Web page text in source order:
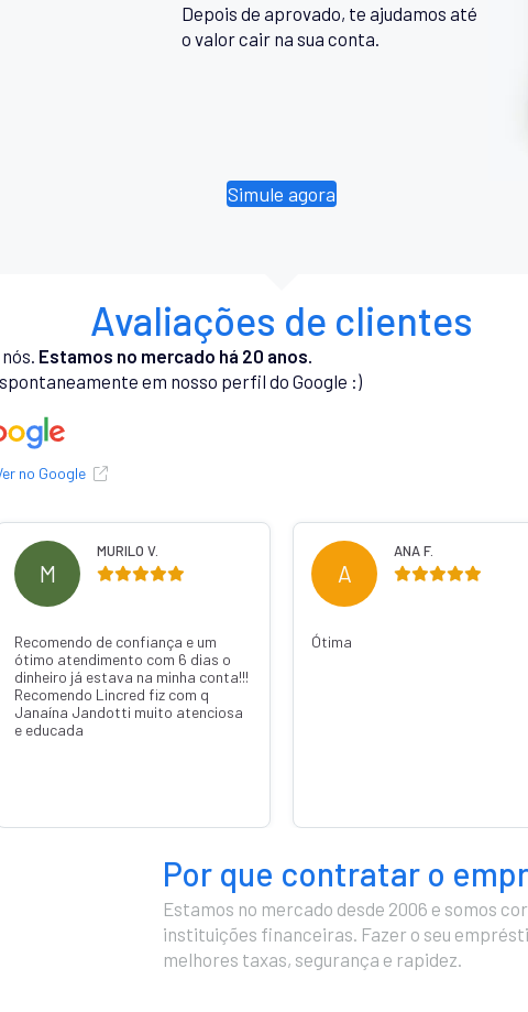
Depois de aprovado, te ajudamos até
o valor cair na sua conta.
Simule agora
Avaliações de clientes
Estamos no mercado há 20 anos.
em nosso perfil do Google :)
no Google
M
MURILO V.
Recomendo de confiança e um
ótimo atendimento com 6 dias o
dinheiro já estava na minha conta!!!
Recomendo Lincred fiz com q
Janaína Jandotti muito atenciosa
e educada
A
ANA F.
Ótima
Por que contratar o
Estamos no mercado desde 2006 e somos
instituições financeiras. Fazer o seu
melhores taxas, segurança e rapidez.